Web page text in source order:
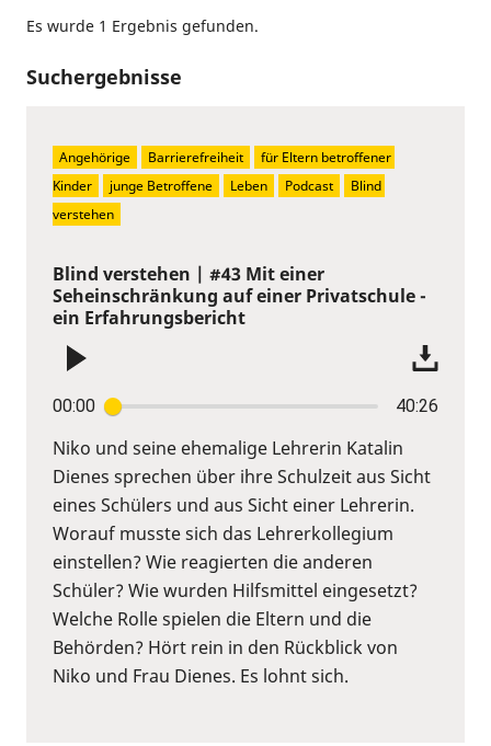
Es wurde 1 Ergebnis gefunden.
Suchergebnisse
Blind verstehen | #43 Mit einer
Seheinschränkung auf einer Privatschule -
ein Erfahrungsbericht
00:00 40:26
Niko und seine ehemalige Lehrerin Katalin
Dienes sprechen über ihre Schulzeit aus Sicht
eines Schülers und aus Sicht einer Lehrerin.
Worauf musste sich das Lehrerkollegium
einstellen? Wie reagierten die anderen
Schüler? Wie wurden Hilfsmittel eingesetzt?
Welche Rolle spielen die Eltern und die
Behörden? Hört rein in den Rückblick von
Niko und Frau Dienes. Es lohnt sich.
Angehörige Barrierefreiheit
für Eltern betroffener
Kinder
junge Betroffene Leben Podcast
Blind
verstehen